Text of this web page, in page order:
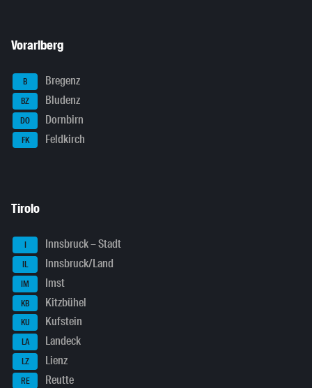
Vorarlberg
B Bregenz
BZ Bludenz
DO Dornbirn
FK Feldkirch
Tirolo
I Innsbruck – Stadt
IL Innsbruck/Land
IM Imst
KB Kitzbühel
KU Kufstein
LA Landeck
LZ Lienz
RE Reutte